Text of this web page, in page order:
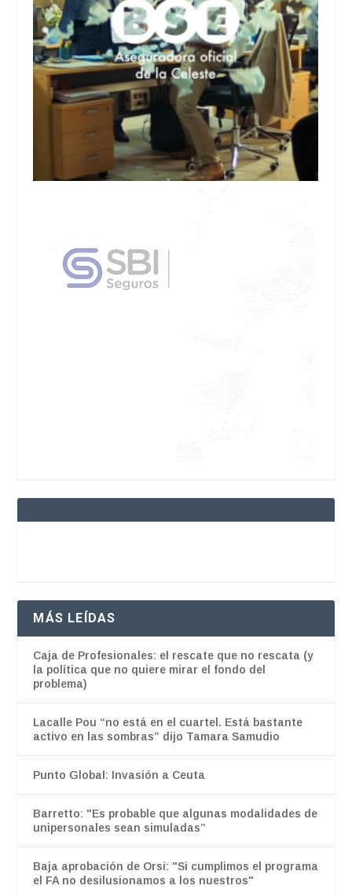
MÁS LEÍDAS
Caja de Profesionales: el rescate que no rescata (y
la política que no quiere mirar el fondo del
problema)
Lacalle Pou “no está en el cuartel. Está bastante
activo en las sombras” dijo Tamara Samudio
Punto Global: Invasión a Ceuta
Barretto: "Es probable que algunas modalidades de
unipersonales sean simuladas”
Baja aprobación de Orsi: "Si cumplimos el programa
el FA no desilusionamos a los nuestros"